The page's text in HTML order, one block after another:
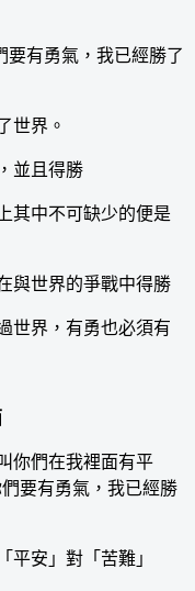
要有勇氣，我已經勝了
世界。
並且得勝
其中不可缺少的便是
與世界的爭戰中得勝
世界，有勇也必須有
你們在我裡面有平
要有勇氣，我已經勝
平安」對「苦難」